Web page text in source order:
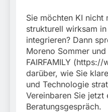
Sie möchten KI nicht
strukturell wirksam in
integrieren? Dann
Moreno Sommer
FAIRFAMILY
darüber, wie Sie
und Technologie
Vereinbaren Sie jetzt
Beratungsgespräch.